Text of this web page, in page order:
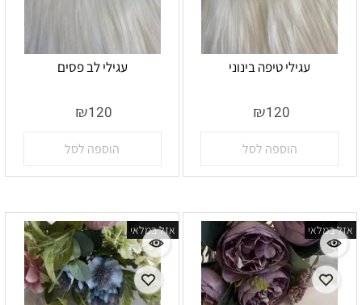
עגילי טיפה בינוני
₪120
הוספה לסל
עגילי לב פסים
₪120
הוספה לסל
אזל במלאי אזל במלאי